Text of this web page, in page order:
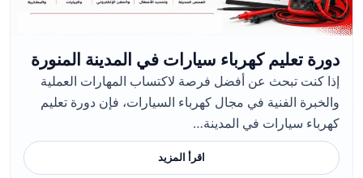
دورة تعليم كهرباء سيارات في المدينة المنورة
إذا كنت تبحث عن أفضل فرصة لاكتساب المهارات العملية
والخبرة الفنية في مجال كهرباء السيارات، فإن دورة تعليم
كهرباء سيارات في المدينة…
اقرأ المزيد